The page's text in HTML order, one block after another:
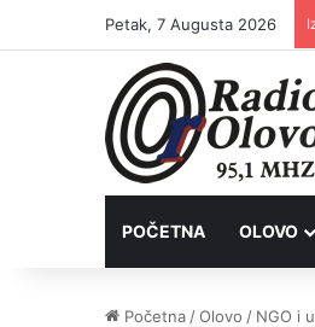
Petak, 7 Augusta 2026
POČETNA OLOVO
Početna /Olovo / NGO i